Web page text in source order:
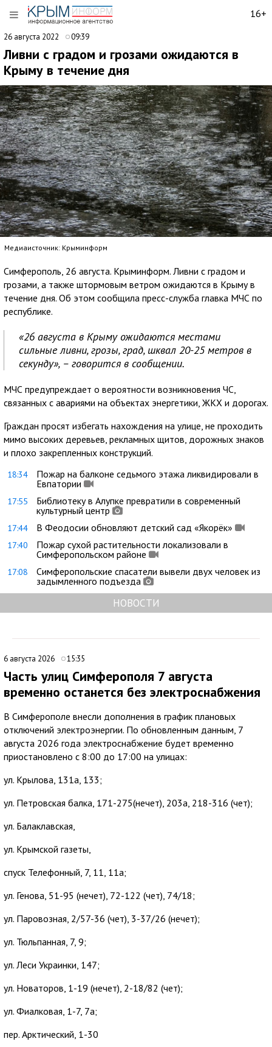
16+
26 августа 2022 09:39
Ливни с градом и грозами ожидаются в
Крыму в течение дня
Медиаисточник: Крыминформ
Симферополь, 26 августа. Крыминформ. Ливни с градом и
грозами, а также штормовым ветром ожидаются в Крыму в
течение дня. Об этом сообщила пресс-служба главка МЧС по
республике.
«26 августа в Крыму ожидаются местами
сильные ливни, грозы, град, шквал 20-25 метров в
секунду», – говорится в сообщении.
МЧС предупреждает о вероятности возникновения ЧС,
связанных с авариями на объектах энергетики, ЖКХ и дорогах.
Граждан просят избегать нахождения на улице, не проходить
мимо высоких деревьев, рекламных щитов, дорожных знаков
и плохо закрепленных конструкций.
18:34
Пожар на балконе седьмого этажа ликвидировали в
Евпатории
17:55
Библиотеку в Алупке превратили в современный
культурный центр
17:44 В Феодосии обновляют детский сад «Якорёк»
17:40
Пожар сухой растительности локализовали в
Симферопольском районе
17:08
Симферопольские спасатели вывели двух человек из
задымленного подъезда
НОВОСТИ
6 августа 2026 15:35
Часть улиц Симферополя 7 августа
временно останется без электроснабжения
В Симферополе внесли дополнения в график плановых
отключений электроэнергии. По обновленным данным, 7
августа 2026 года электроснабжение будет временно
приостановлено с 8:00 до 17:00 на улицах:
ул. Крылова, 131а, 133;
ул. Петровская балка, 171-275(нечет), 203а, 218-316 (чет);
ул. Балаклавская,
ул. Крымской газеты,
спуск Телефонный, 7, 11, 11а;
ул. Генова, 51-95 (нечет), 72-122 (чет), 74/18;
ул. Паровозная, 2/57-36 (чет), 3-37/26 (нечет);
ул. Тюльпанная, 7, 9;
ул. Леси Украинки, 147;
ул. Новаторов, 1-19 (нечет), 2-18/82 (чет);
ул. Фиалковая, 1-7, 7а;
пер. Арктический, 1-30